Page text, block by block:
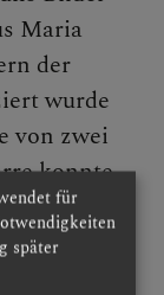
Maria
der
wurde
von zwei
konnte
für
später